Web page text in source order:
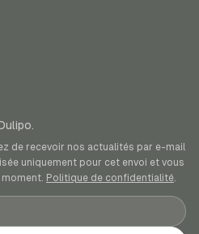
de recevoir nos actualités par e-mail
uniquement pour cet envoi et vous
Politique de confidentialité.